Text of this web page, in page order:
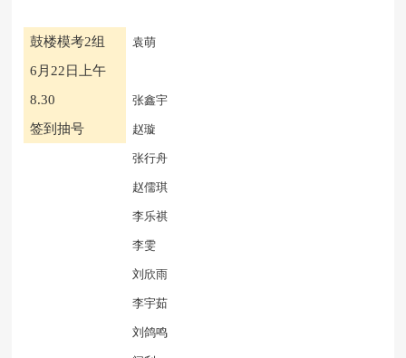
鼓楼模考2组 袁萌
6月22日上午
8.30
张鑫宇
签到抽号 赵璇
张行舟
赵儒琪
李乐祺
李雯
刘欣雨
李宇茹
刘鸽鸣